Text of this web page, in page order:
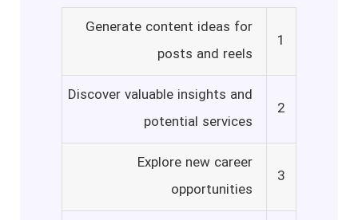
1
Generate content ideas for
posts and reels
2
Discover valuable insights and
potential services
3
Explore new career
opportunities